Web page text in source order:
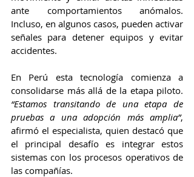
ante comportamientos anómalos.
Incluso, en algunos casos, pueden activar
señales para detener equipos y evitar
accidentes.
En Perú esta tecnología comienza a
“Estamos transitando de una etapa de
pruebas a una adopción más amplia”,
afirmó el especialista, quien destacó que
el principal desafío es integrar estos
sistemas con los procesos operativos de
las compañías.